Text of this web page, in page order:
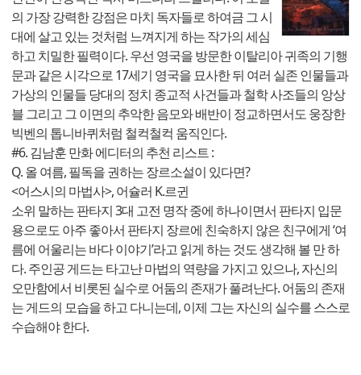
의 가장 강력한 강점은 마치 독자들로 하여금 그 시
대에 살고 있는 것처럼 느껴지게 하는 작가의 세심
하고 치밀한 필력이다. 우선 영국을 방문한 이탈리아 귀족의 기행
문과 같은 시각으로 17세기 영국을 묘사한 뒤 여러 실존 인물들과
가상의 인물들 당대의 정치 종교적 사건들과 철학 사조들의 앙상
블 그리고 그 이면의 추악한 음모와 배반이 정교하면서도 웅장한
빅벤의 톱니바퀴처럼 철컥철컥 움직인다.
#6. 김남훈 만화 에디터의 추천 리스트 :
Q. 올 여름, 필독을 권하는 장르소설이 있다면?
<어스시의 마법사>, 어슐러 K.르귄
소위 말하는 판타지 3대 고전 명작 중에 하나이면서 판타지 입문
용으로도 아주 좋아서 판타지 장르에 친숙하지 않은 친구에게 ‘여
름에 어울리는 바다 이야기’라고 읽게 하는 것도 생각해 볼 만 하
다. 주인공 게드는 타고난 마법의 역량을 가지고 있으나, 자신의
오만함에서 비롯된 실수로 어둠의 존재가 풀려난다. 어둠의 존재
는 게드의 모습을 하고 다니는데, 이제 그는 자신의 실수를 스스로
수습해야 한다.